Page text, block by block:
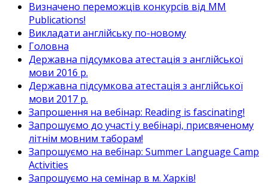
Визначено переможців конкурсів від MM
Publications!
Викладати англійську по-новому
Головна
Державна підсумкова атестація з англійської
мови 2016 р.
Державна підсумкова атестація з англійської
мови 2017 р.
Запрошення на вебінар: Reading is fascinating!
Запрошуємо до участі у вебінарі, присвяченому
літнім мовним таборам!
Запрошуємо на вебінар: Summer Language Camp
Activities
Запрошуємо на семінар в м. Харків!